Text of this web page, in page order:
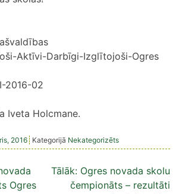
Aktīvi-Darbīgi-Izglītojoši-Ogres
2016-02
Iveta Holcmane.
2016 Kategorijā Nekategorizēts
Ogres
Tālāk: Ogres novada skolu
čempionāts – rezultāti